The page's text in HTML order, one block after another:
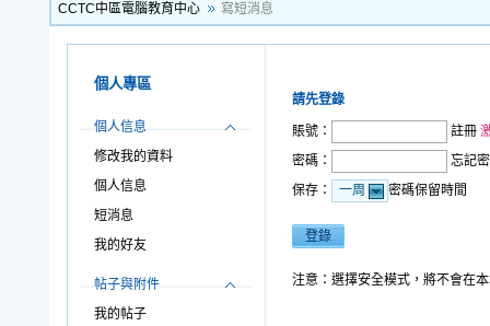
CCTC中區電腦教育中心 寫短消息
個人專區
個人信息
修改我的資料
個人信息
短消息
我的好友
帖子與附件
我的帖子
請先登錄
賬號： 註冊
密碼：
忘記
保存：
一周 密碼保留時間
注意：選擇安全模式，將不會在